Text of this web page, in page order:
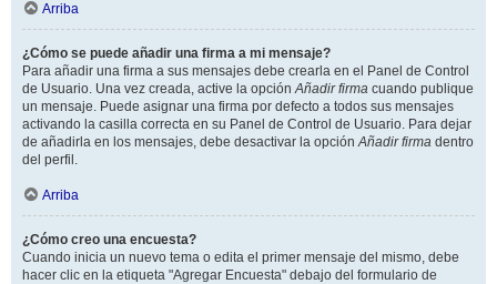
Arriba
¿Cómo se puede añadir una firma a mi mensaje?
Para añadir una firma a sus mensajes debe crearla en el Panel de Control
de Usuario. Una vez creada, active la opciónAñadir firma cuando publique
un mensaje. Puede asignar una firma por defecto a todos sus mensajes
activando la casilla correcta en su Panel de Control de Usuario. Para dejar
de añadirla en los mensajes, debe desactivar la opciónAñadir firma dentro
del perfil.
Arriba
¿Cómo creo una encuesta?
Cuando inicia un nuevo tema o edita el primer mensaje del mismo, debe
hacer clic en la etiqueta "Agregar Encuesta" debajo del formulario de